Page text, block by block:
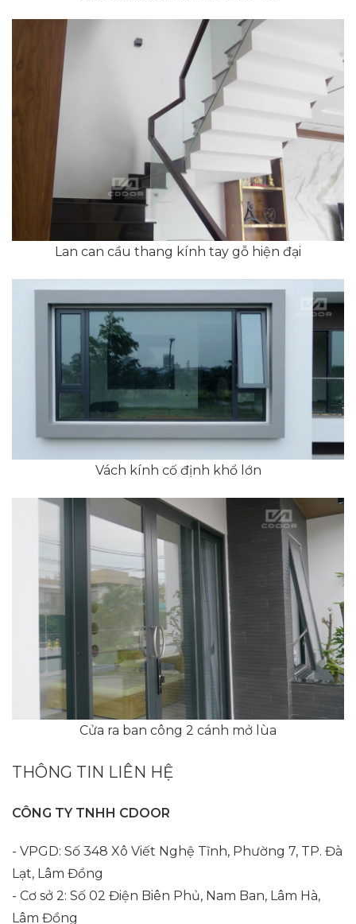
Lan can cầu thang kính tay gỗ hiện đại
Vách kính cố định khổ lớn
Cửa ra ban công 2 cánh mở lùa
THÔNG TIN LIÊN HỆ
CÔNG TY TNHH CDOOR
- VPGD: Số 348 Xô Viết Nghệ Tĩnh, Phường 7, TP. Đà
Lạt, Lâm Đồng
- Cơ sở 2: Số 02 Điện Biên Phủ, Nam Ban, Lâm Hà,
Lâm Đồng